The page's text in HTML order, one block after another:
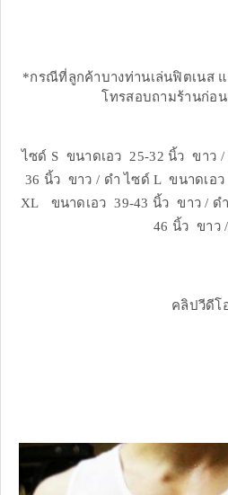
*กรณีที่ลูกค้าบางท่านเล่นฟิตเนส
โทรสอบถามร้านก่อ
ไซด์ S ขนาดเอว 25-32 นิ้ว ขาว
36 นิ้ว ขาว / ดำ ไซด์ L ขนาดเอ
XL ขนาดเอว 39-43 นิ้ว ขาว / ด
46 นิ้ว ขาว
คลิปวีดีโ